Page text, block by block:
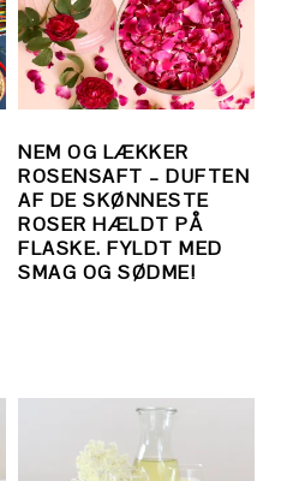
NEM OG LÆKKER
ROSENSAFT – DUFTEN
AF DE SKØNNESTE
ROSER HÆLDT PÅ
FLASKE. FYLDT MED
SMAG OG SØDME!